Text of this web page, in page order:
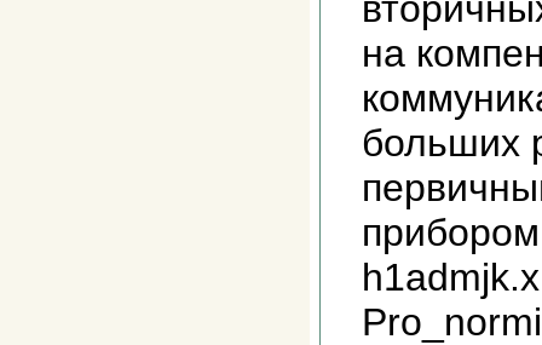
на
больших